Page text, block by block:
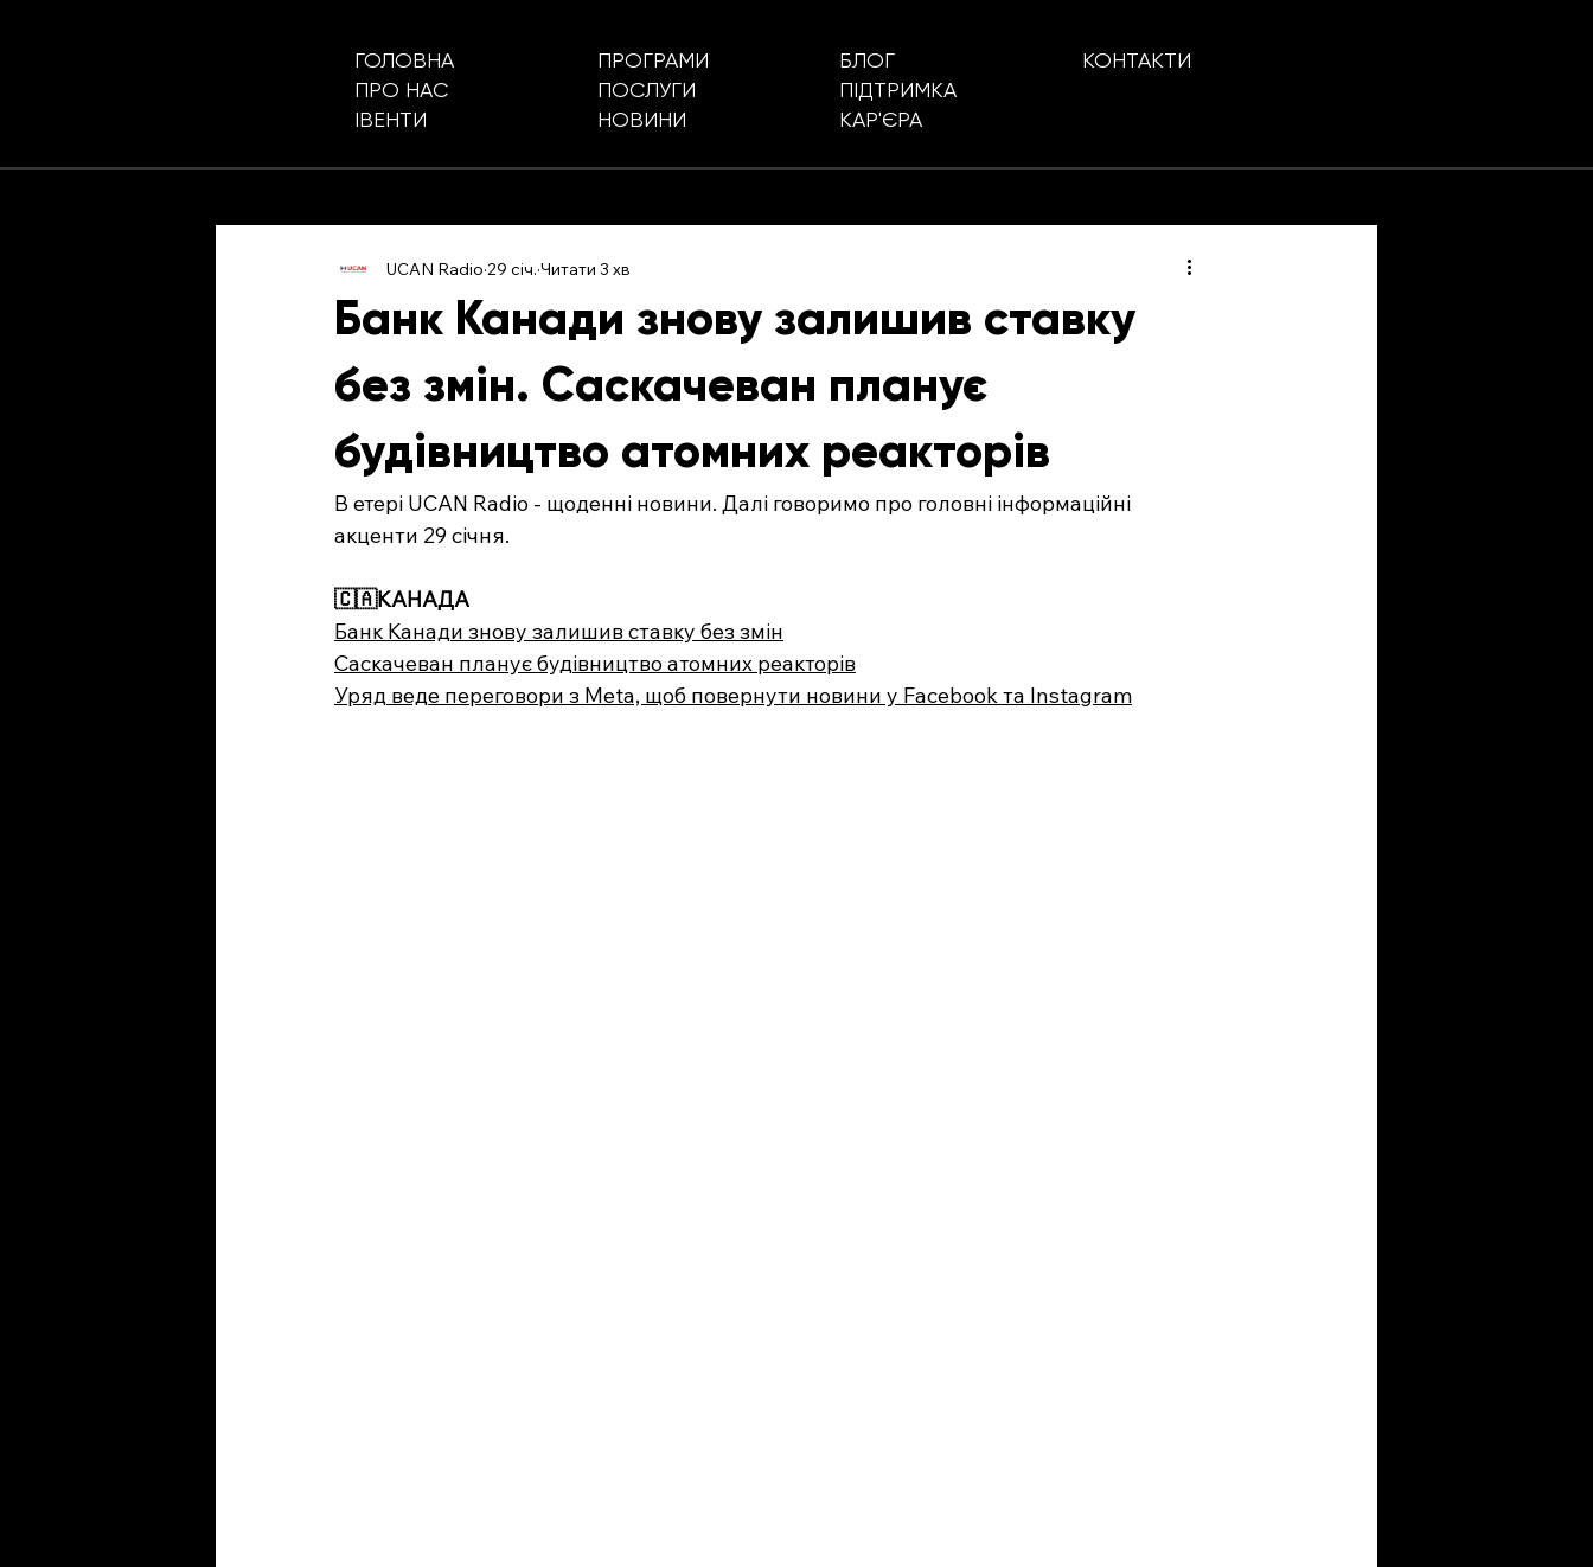
ГОЛОВНА
ПРО НАС
ІВЕНТИ
ПРОГРАМИ
ПОСЛУГИ
НОВИНИ
БЛОГ
ПІДТРИМКА
КАР'ЄРА
КОНТАКТИ
Банк Канади знову залишив ставку
без змін. Саскачеван планує
будівництво атомних реакторів
UCAN Radio 29 січ. Читати 3 хв
В етері UCAN Radio - щоденні новини. Далі говоримо про головні інформаційні
акценти 29 січня.
🇨🇦КАНАДА
Банк Канади знову залишив ставку без змін
Саскачеван планує будівництво атомних реакторів
Уряд веде переговори з Meta, щоб повернути новини у Facebook та Instagram